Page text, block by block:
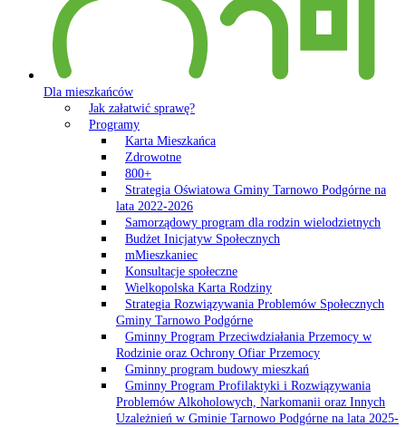
Dla mieszkańców
Jak załatwić sprawę?
Programy
Karta Mieszkańca
Zdrowotne
800+
Strategia Oświatowa Gminy Tarnowo Podgórne na
lata 2022-2026
Samorządowy program dla rodzin wielodzietnych
Budżet Inicjatyw Społecznych
mMieszkaniec
Konsultacje społeczne
Wielkopolska Karta Rodziny
Strategia Rozwiązywania Problemów Społecznych
Gminy Tarnowo Podgórne
Gminny Program Przeciwdziałania Przemocy w
Rodzinie oraz Ochrony Ofiar Przemocy
Gminny program budowy mieszkań
Gminny Program Profilaktyki i Rozwiązywania
Problemów Alkoholowych, Narkomanii oraz Innych
Uzależnień w Gminie Tarnowo Podgórne na lata 2025-